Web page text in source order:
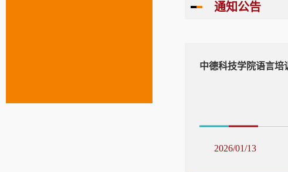
通知公告
中德科技学院语言培
2026/01/13